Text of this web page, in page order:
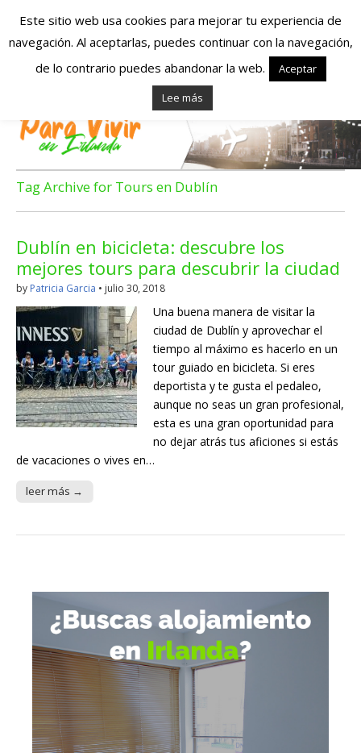
Españoles en
Irlanda – Vivir en
Irlanda – Trabajo
en Irlanda –
Alojamiento en
Irlanda
Blog dedicado a los que viven, estudian y trabajan en
Tag Archive for Tours en Dublín
Dublín en bicicleta: descubre los
mejores tours para descubrir la ciudad
by Patricia Garcia • julio 30, 2018
Una buena manera de visitar la
ciudad de Dublín y aprovechar el
tiempo al máximo es hacerlo en un
tour guiado en bicicleta. Si eres
deportista y te gusta el pedaleo,
aunque no seas un gran profesional,
esta es una gran oportunidad para
no dejar atrás tus aficiones si estás
de vacaciones o vives en…
leer más →
Este sitio web usa cookies para mejorar tu experiencia de
navegación. Al aceptarlas, puedes continuar con la navegación,
de lo contrario puedes abandonar la web.
Aceptar
Lee más